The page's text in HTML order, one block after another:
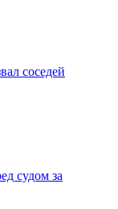
соседей
судом за